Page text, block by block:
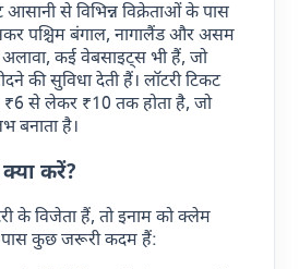
आसानी से विभिन्न विक्रेताओं के पास
पश्चिम बंगाल, नागालैंड और असम
कई वेबसाइट्स भी हैं, जो
की सुविधा देती हैं। लॉटरी टिकट
से लेकर ₹10 तक होता है, जो
बनाता है।
करें?
के विजेता हैं, तो इनाम को क्लेम
कुछ जरूरी कदम हैं: